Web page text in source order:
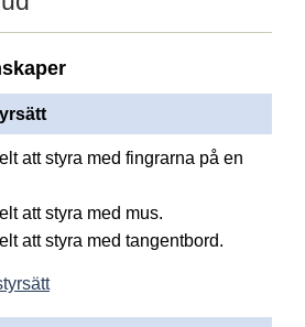
att styra med fingrarna på en
att styra med mus.
att styra med tangentbord.